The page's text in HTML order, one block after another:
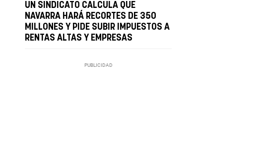
UN SINDICATO CALCULA QUE
NAVARRA HARÁ RECORTES DE 350
MILLONES Y PIDE SUBIR IMPUESTOS A
RENTAS ALTAS Y EMPRESAS